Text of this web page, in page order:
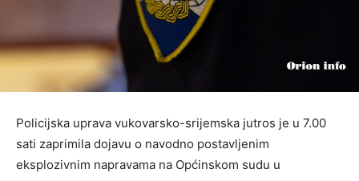
Policijska uprava vukovarsko-srijemska jutros je u 7.00
sati zaprimila dojavu o navodno postavljenim
eksplozivnim napravama na Općinskom sudu u